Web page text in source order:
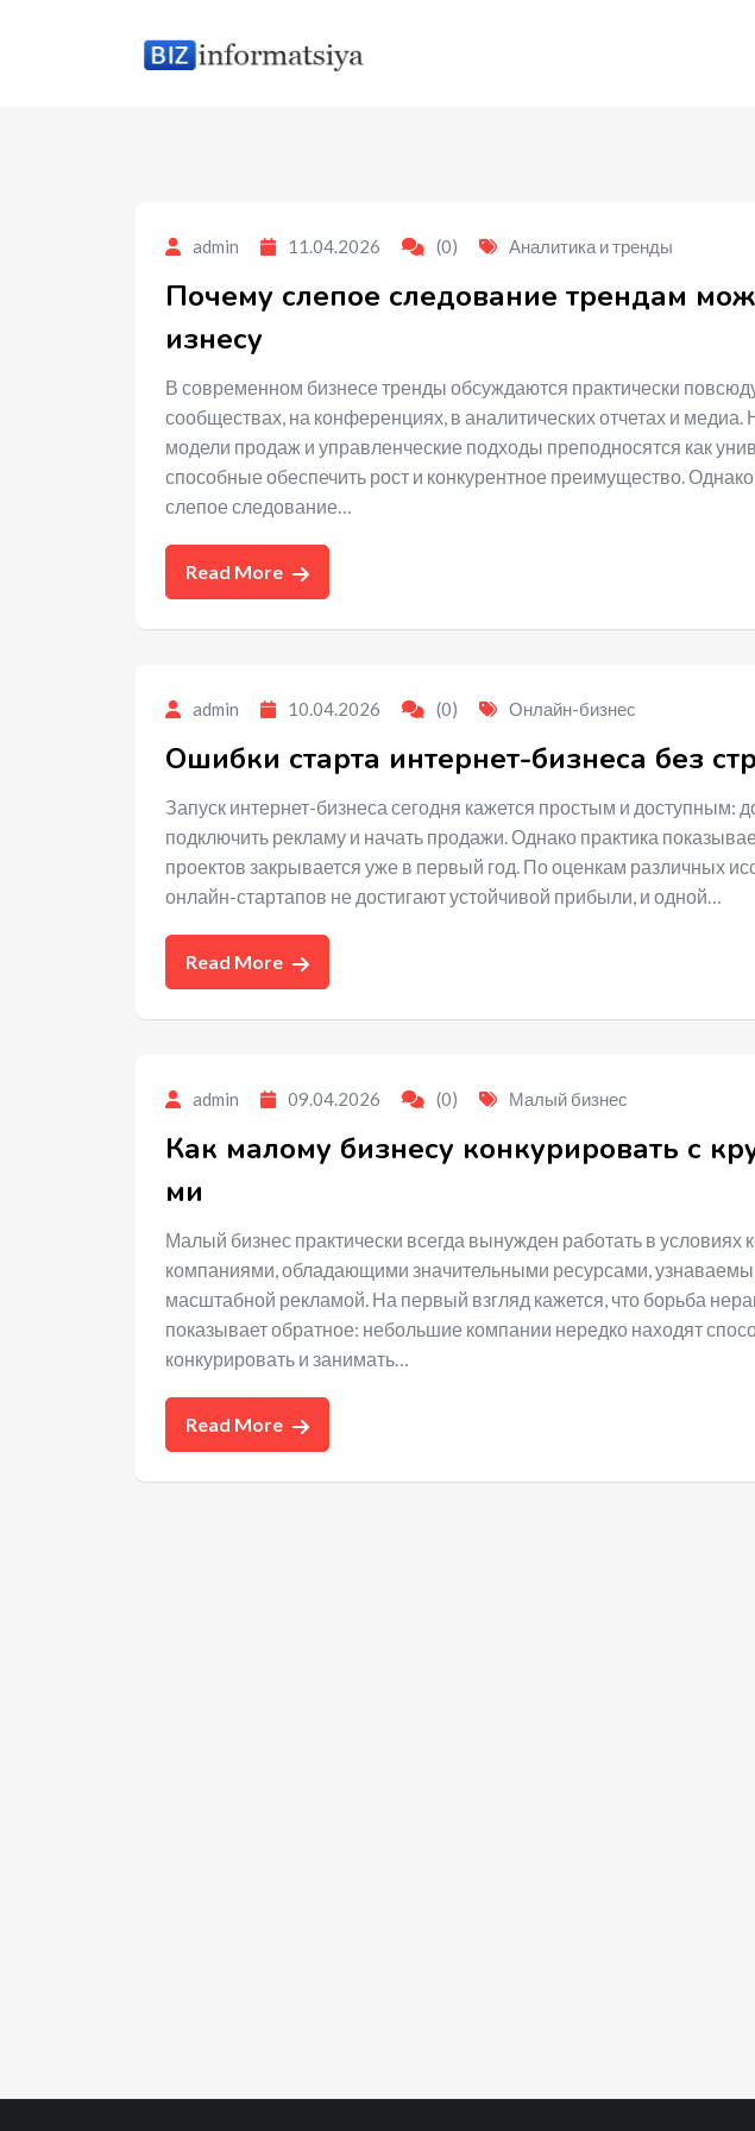
admin 11.04.2026 (0) Аналитика и тренды
Почему слепое следование трендам
изнесу
В современном бизнесе тренды обсуждаются практически
сообществах, на конференциях, в аналитических отчетах и медиа.
модели продаж и управленческие подходы преподносятся как
способные обеспечить рост и конкурентное преимущество. Однако
слепое следование…
Read More
admin 10.04.2026 (0) Онлайн-бизнес
Ошибки старта интернет-бизнеса без
Запуск интернет-бизнеса сегодня кажется простым и доступным:
подключить рекламу и начать продажи. Однако практика
проектов закрывается уже в первый год. По оценкам различных
онлайн-стартапов не достигают устойчивой прибыли, и одной…
Read More
admin 09.04.2026 (0) Малый бизнес
Как малому бизнесу конкурировать с
ми
Малый бизнес практически всегда вынужден работать в условиях
компаниями, обладающими значительными ресурсами,
масштабной рекламой. На первый взгляд кажется, что борьба
показывает обратное: небольшие компании нередко находят
конкурировать и занимать…
Read More